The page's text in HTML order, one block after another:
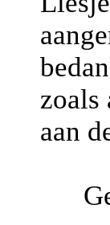
zoals
aan